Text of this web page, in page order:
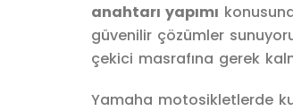
anahtarı yapımı
güvenilir çözümler
çekici masrafına gerek
Yamaha motosikletlerde